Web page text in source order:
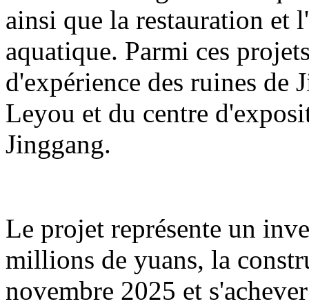
ainsi que la restauration et
aquatique. Parmi ces
d'expérience des ruines de
Leyou et du centre
Jinggang.
Le projet représente un
millions de yuans, la
novembre 2025 et